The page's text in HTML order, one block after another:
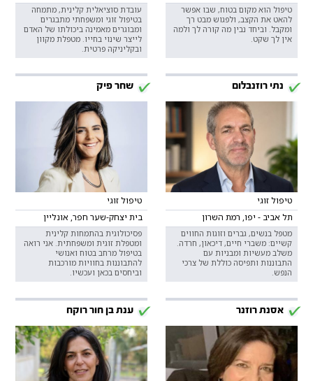
טיפול הוא מקום בטוח, שבו אפשר
להאט את הקצב, ולפגוש מבט רך
ומקבל. וביחד נבין מה קורה לך ולמה
אין לך שקט.
עובדת סוציאלית קלינית, מתמחה
בטיפול זוגי ומשפחתי מתבגרים
ומבוגרים מאמינה ביכולתו של האדם
לייצר שינוי בחייו. מטפלת מקוון
ובקליניקה פרטית.
נתי רוזנבלום
טיפול זוגי
תל אביב - יפו, רמת השרון
מטפל בנשים, גברים וזוגות החווים
קשיים: משברי חיים, דיכאון, חרדה.
משלב מעשיות ומבניות עם
התבוננות ותפיסה כוללת של צרכי
הנפש.
שחר פיק
טיפול זוגי
בית יצחק-שער חפר, אונליין
פסיכולוגית בהתמחות קלינית
ומטפלת זוגית ומשפחתית. אני רואה
בטיפול מרחב בטוח ואנושי
להתבוננות בחוויות מורכבות
וביחסים בכאן ועכשיו.
אסנת רוזנר ענת בן חור רוקח